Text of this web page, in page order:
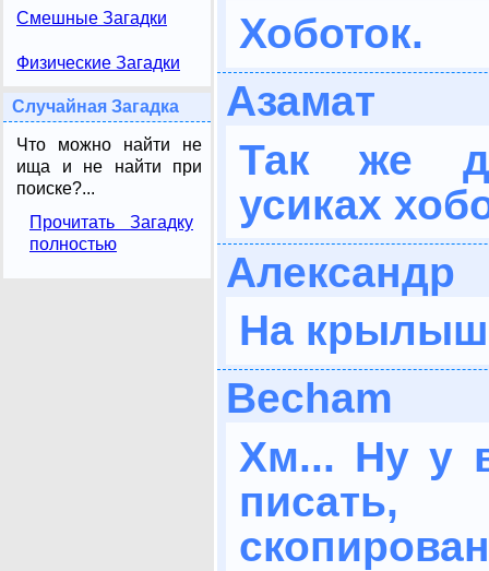
Смешные Загадки
Физические Загадки
Случайная Загадка
Что можно найти не
ища и не найти при
поиске?...
Прочитать Загадку
полностью
Хоботок.
Азамат
Так же
усиках
Александр
На
Becham
Хм... Ну у